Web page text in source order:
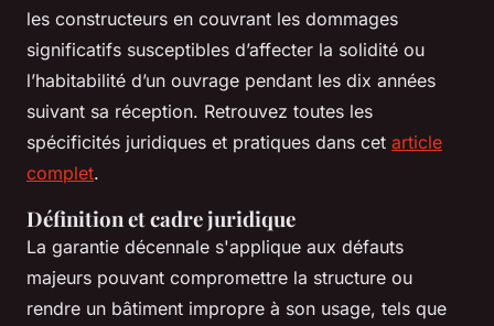
les constructeurs en couvrant les dommages
significatifs susceptibles d’affecter la solidité ou
l’habitabilité d’un ouvrage pendant les dix années
suivant sa réception. Retrouvez toutes les
spécificités juridiques et pratiques dans cet article
complet.
Définition et cadre juridique
La garantie décennale s'applique aux défauts
majeurs pouvant compromettre la structure ou
rendre un bâtiment impropre à son usage, tels que